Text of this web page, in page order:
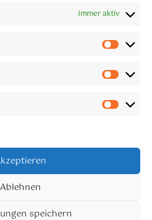
Immer aktiv
Ablehnen
speichern
YOGA
Dich
byA1 Alpha Consulting AB